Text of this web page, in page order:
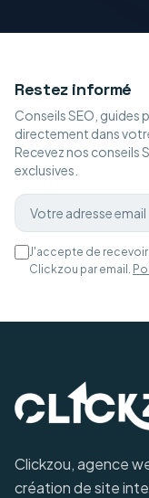
Restez informé
Conseils SEO, guides
directement dans
Recevez nos conseils
exclusives.
J'accepte de
Clickzou par email.
Clickzou, agence
création de site